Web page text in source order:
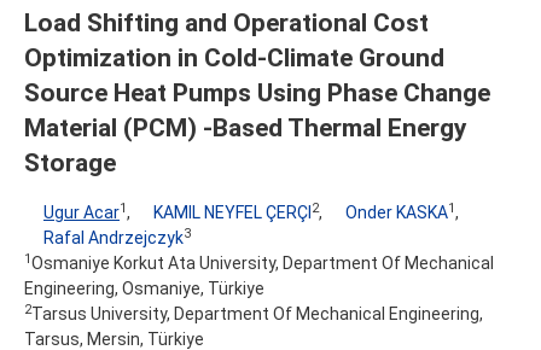
Load Shifting and Operational Cost
Optimization in Cold-Climate Ground
Source Heat Pumps Using Phase Change
Material (PCM) -Based Thermal Energy
Storage
Ugur Acar1, KAMIL NEYFEL ÇERÇI 2, Onder KASKA1,
Rafal Andrzejczyk3
1Osmaniye Korkut Ata University, Department Of Mechanical
Engineering, Osmaniye, Türkiye
2Tarsus University, Department Of Mechanical Engineering,
Tarsus, Mersin, Türkiye